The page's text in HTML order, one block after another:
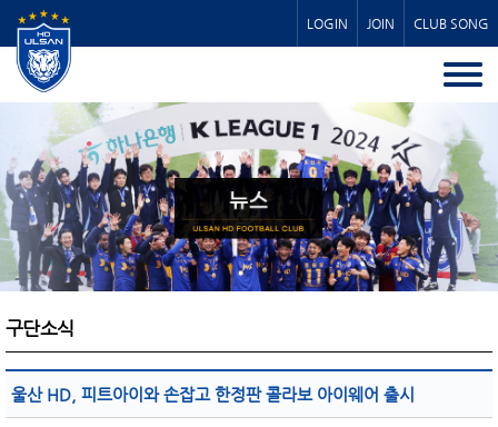
LOGIN JOIN CLUB SONG
구단소식
울산 HD, 피트아이와 손잡고 한정판 콜라보 아이웨어 출시